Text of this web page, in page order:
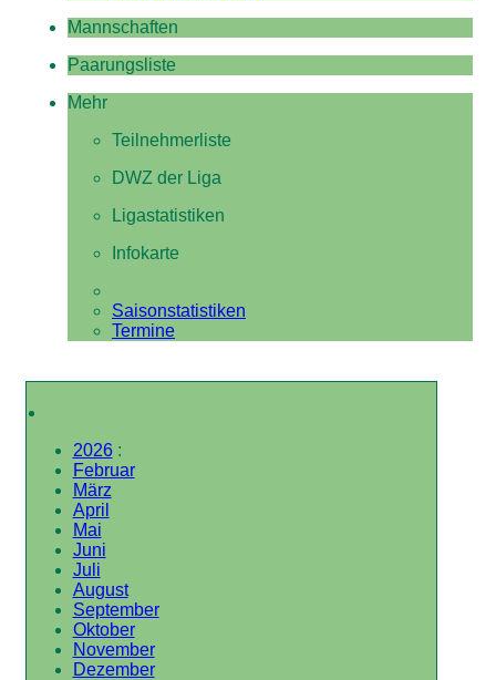
Mannschaften
Paarungsliste
Mehr
Teilnehmerliste
DWZ der Liga
Ligastatistiken
Infokarte
Saisonstatistiken
Termine
2026:
Februar
März
April
Mai
Juni
Juli
August
September
Oktober
November
Dezember